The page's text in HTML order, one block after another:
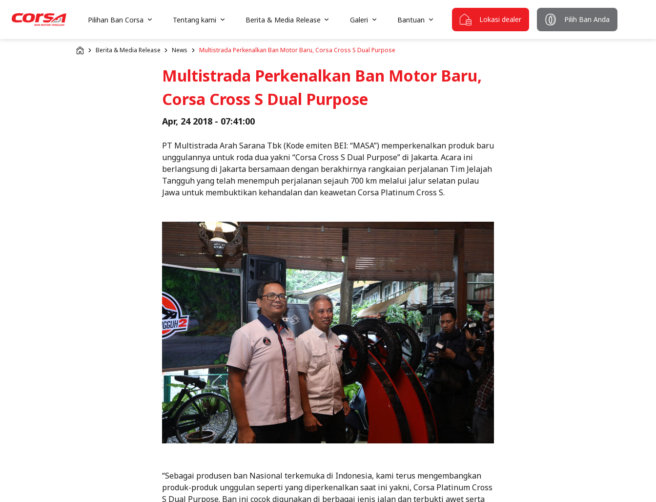
Pilihan Ban Corsa Tentang kami Berita & Media Release Galeri Bantuan Lokasi dealer Pilih Ban Anda
Berita & Media Release News Multistrada Perkenalkan Ban Motor Baru, Corsa Cross S Dual Purpose
Multistrada Perkenalkan Ban Motor Baru,
Corsa Cross S Dual Purpose
Apr, 24 2018 - 07:41:00
PT Multistrada Arah Sarana Tbk (Kode emiten BEI: “MASA”) memperkenalkan produk baru
unggulannya untuk roda dua yakni “Corsa Cross S Dual Purpose” di Jakarta. Acara ini
berlangsung di Jakarta bersamaan dengan berakhirnya rangkaian perjalanan Tim Jelajah
Tangguh yang telah menempuh perjalanan sejauh 700 km melalui jalur selatan pulau
Jawa untuk membuktikan kehandalan dan keawetan Corsa Platinum Cross S.
“Sebagai produsen ban Nasional terkemuka di Indonesia, kami terus mengembangkan
produk-produk unggulan seperti yang diperkenalkan saat ini yakni, Corsa Platinum Cross
S Dual Purpose. Ban ini cocok digunakan di berbagai jenis jalan dan terbukti awet serta